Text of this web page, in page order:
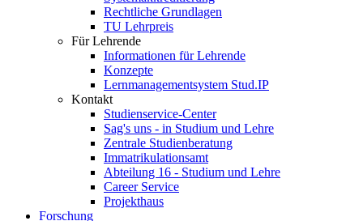
Rechtliche Grundlagen
TU Lehrpreis
Für Lehrende
Informationen für Lehrende
Konzepte
Lernmanagementsystem Stud.IP
Kontakt
Studienservice-Center
Sag's uns - in Studium und Lehre
Zentrale Studienberatung
Immatrikulationsamt
Abteilung 16 - Studium und Lehre
Career Service
Projekthaus
Forschung